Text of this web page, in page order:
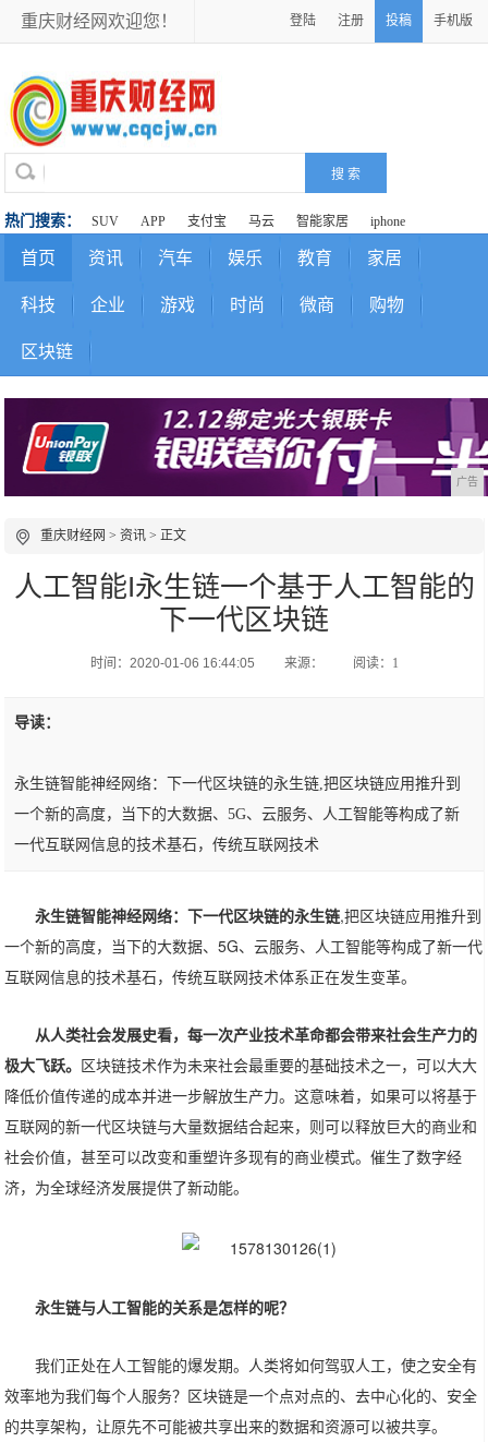
重庆财经网欢迎您！ 登陆 注册 投稿 手机版
热门搜索： SUV APP 支付宝 马云 智能家居 iphone
首页 资讯 汽车 娱乐 教育 家居
科技 企业 游戏 时尚 微商 购物
区块链
广告
重庆财经网 >资讯 > 正文
人工智能I永生链一个基于人工智能的
下一代区块链
时间：2020-01-06 16:44:05 来源： 阅读：1
导读：
永生链智能神经网络：下一代区块链的永生链,把区块链应用推升到
一个新的高度，当下的大数据、5G、云服务、人工智能等构成了新
一代互联网信息的技术基石，传统互联网技术
永生链智能神经网络：下一代区块链的永生链,把区块链应用推升到
一个新的高度，当下的大数据、5G、云服务、人工智能等构成了新一代
互联网信息的技术基石，传统互联网技术体系正在发生变革。
从人类社会发展史看，每一次产业技术革命都会带来社会生产力的
极大飞跃。 区块链技术作为未来社会最重要的基础技术之一，可以大大
降低价值传递的成本并进一步解放生产力。这意味着，如果可以将基于
互联网的新一代区块链与大量数据结合起来，则可以释放巨大的商业和
社会价值，甚至可以改变和重塑许多现有的商业模式。催生了数字经
济，为全球经济发展提供了新动能。
永生链与人工智能的关系是怎样的呢？
我们正处在人工智能的爆发期。人类将如何驾驭人工，使之安全有
效率地为我们每个人服务？区块链是一个点对点的、去中心化的、安全
的共享架构，让原先不可能被共享出来的数据和资源可以被共享。